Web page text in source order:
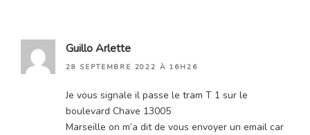
Guillo Arlette
28 SEPTEMBRE 2022 À 16H26
Je vous signale il passe le tram T 1 sur le
boulevard Chave 13005
Marseille on m’a dit de vous envoyer un email car